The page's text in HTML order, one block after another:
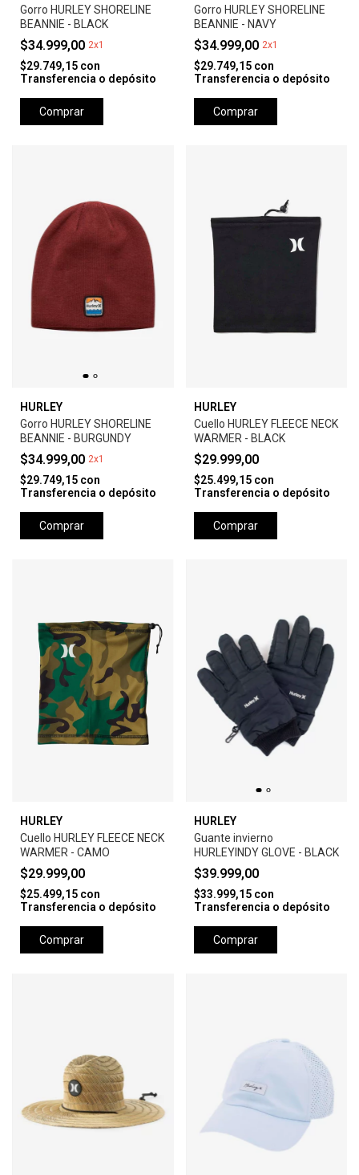
Gorro HURLEY SHORELINE
BEANNIE - BLACK
$34.999,00 2x1
$29.749,15 con
Transferencia o depósito
Comprar
Gorro HURLEY SHORELINE
BEANNIE - NAVY
$34.999,00 2x1
$29.749,15 con
Transferencia o depósito
Comprar
HURLEY
Gorro HURLEY SHORELINE
BEANNIE - BURGUNDY
$34.999,00 2x1
$29.749,15 con
Transferencia o depósito
Comprar
HURLEY
Cuello HURLEY FLEECE NECK
WARMER - BLACK
$29.999,00
$25.499,15 con
Transferencia o depósito
Comprar
HURLEY
Cuello HURLEY FLEECE NECK
WARMER - CAMO
$29.999,00
$25.499,15 con
Transferencia o depósito
Comprar
HURLEY
Guante invierno
HURLEYINDY GLOVE - BLACK
$39.999,00
$33.999,15 con
Transferencia o depósito
Comprar